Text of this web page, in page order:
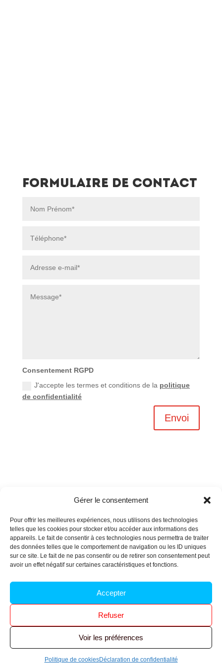
Gérer le consentement
Pour offrir les meilleures expériences, nous utilisons des technologies
telles que les cookies pour stocker et/ou accéder aux informations des
appareils. Le fait de consentir à ces technologies nous permettra de traiter
des données telles que le comportement de navigation ou les ID uniques
sur ce site. Le fait de ne pas consentir ou de retirer son consentement peut
avoir un effet négatif sur certaines caractéristiques et fonctions.
Accepter
Refuser
Voir les préférences
Politique de cookiesDéclaration de confidentialité
Formulaire de contact
Consentement RGPD
J'accepte les termes et conditions de la politique
de confidentialité
Envoi
Archives n-6
Politique de confidentialité
© 2026 FNIC CGT – Tous droits réservés.